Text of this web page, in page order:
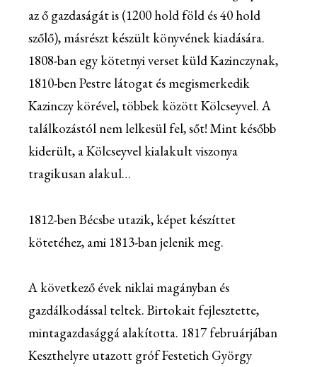
az ő gazdaságát is (1200 hold föld és 40 hold
szőlő), másrészt készült könyvének kiadására.
1808-ban egy kötetnyi verset küld Kazinczynak,
1810-ben Pestre látogat és megismerkedik
Kazinczy körével, többek között Kölcseyvel. A
találkozástól nem lelkesül fel, sőt! Mint később
kiderült, a Kölcseyvel kialakult viszonya
tragikusan alakul…
1812-ben Bécsbe utazik, képet készíttet
kötetéhez, ami 1813-ban jelenik meg.
A következő évek niklai magányban és
gazdálkodással teltek. Birtokait fejlesztette,
mintagazdasággá alakította. 1817 februárjában
Keszthelyre utazott gróf Festetich György